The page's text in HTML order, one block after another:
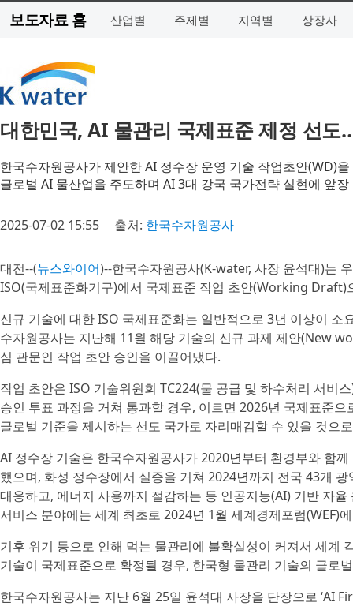
보도자료 홈 산업별 주제별 지역별 상장사
대한민국, AI 물관리 국제표준 제정 선
한국수자원공사가 제안한 AI 정수장 운영 기술 작업초안(WD)
글로벌 AI 물산업을 주도하며 AI 3대 강국 국가전략 실현에 앞장
2025-07-02 15:55 출처: 한국수자원공사
대전--(뉴스와이어)--한국수자원공사(K-water, 사장 윤석대)는
ISO(국제표준화기구)에서 국제표준 작업 초안(Working Draft)
신규 기술에 대한 ISO 국제표준화는 일반적으로 3년 이상이
수자원공사는 지난해 11월 해당 기술의 신규 과제 제안(New
심 관문인 작업 초안 승인을 이끌어냈다.
작업 초안은 ISO 기술위원회 TC224(물 공급 및 하수처리 서비
승인 투표 과정을 거쳐 통과할 경우, 이르면 2026년 국제표준
글로벌 기준을 제시하는 선도 국가로 자리매김할 수 있을 것으
AI 정수장 기술은 한국수자원공사가 2020년부터 환경부와 함
했으며, 화성 정수장에서 실증을 거쳐 2024년까지 전국 43개
대응하고, 에너지 사용까지 절감하는 등 인공지능(AI) 기반 자
서비스 분야에는 세계 최초로 2024년 1월 세계경제포럼(WEF)
기후 위기 등으로 인해 먹는 물관리에 불확실성이 커져서 세계
기술이 국제표준으로 확정될 경우, 한국형 물관리 기술의 글로
한국수자원공사는 지난 6월 25일 윤석대 사장을 단장으로 ‘AI